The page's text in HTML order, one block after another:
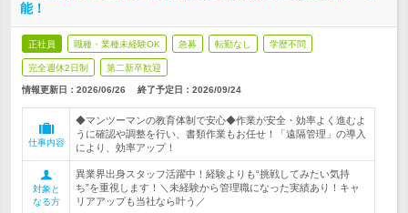
能！
正社員 職種・業種未経験OK 急募 転勤なし 学歴不問
完全週休2日制 第二新卒歓迎
情報更新日：2026/06/26 終了予定日： 2026/09/24
仕事内容
◆マンツーマンの教育体制で安心◆作業が安全・効率よく進むよ
うに確認や調整を行い、書類作業もお任せ！「遠隔管理」の導入
により、効率アップ！
対象と
なる方
異業界出身スタッフ活躍中！経験よりも“挑戦してみたい気持
ち”を重視します！＼未経験から管理職になった実績あり！キャ
リアアップも当社なら叶う／